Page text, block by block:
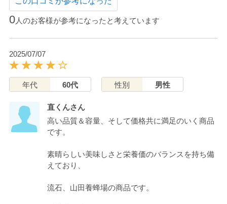
0人のお客様が参考になったと考えています
2025/07/07
年代 60代 性別 男性
直くんさん
高い品質＆容量、そして価格共に満足のいく商品
です。
素晴らしい美味しさと栄養価のバランスを持ち備
えており、
流石、山田養蜂場の商品です。